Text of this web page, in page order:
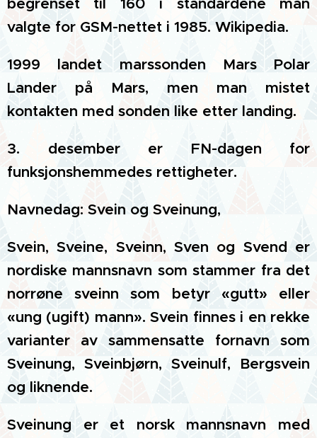
valgte for GSM-nettet i 1985. Wikipedia.
1999 landet marssonden Mars Polar
Lander på Mars, men man mistet
kontakten med sonden like etter landing.
3. desember er FN-dagen for
funksjonshemmedes rettigheter.
Navnedag: Svein og Sveinung,
Svein, Sveine, Sveinn, Sven og Svend er
nordiske mannsnavn som stammer fra det
norrøne sveinn som betyr «gutt» eller
«ung (ugift) mann». Svein finnes i en rekke
varianter av sammensatte fornavn som
Sveinung, Sveinbjørn, Sveinulf, Bergsvein
og liknende.
Sveinung er et norsk mannsnavn med